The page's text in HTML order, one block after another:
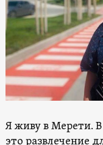
Я живу в Мерети.
это развлечение